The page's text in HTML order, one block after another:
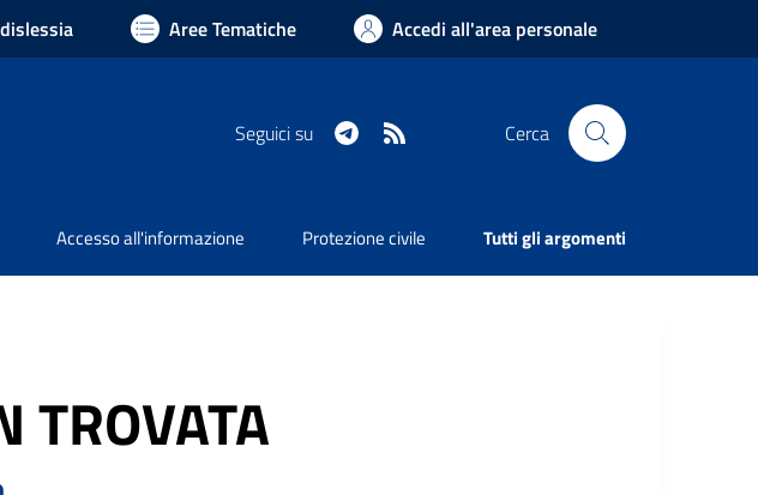
Aree Tematiche Accedi all'area personale
Seguici su Telegram Cerca
Accesso all'informazione Protezione civile Tutti gli argomenti
TROVATA